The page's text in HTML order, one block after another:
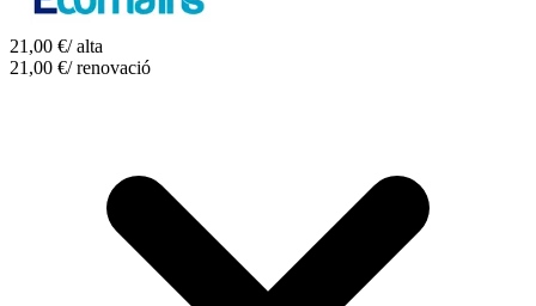
21,00 €/ alta
21,00 €/ renovació